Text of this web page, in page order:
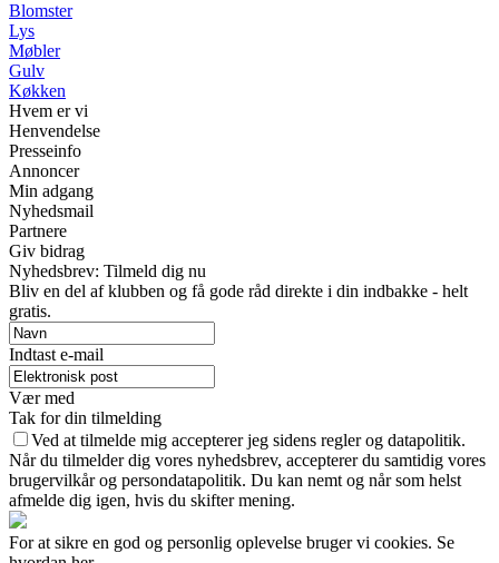
Blomster
Lys
Møbler
Gulv
Køkken
Hvem er vi
Henvendelse
Presseinfo
Annoncer
Min adgang
Nyhedsmail
Partnere
Giv bidrag
Nyhedsbrev: Tilmeld dig nu
Bliv en del af klubben og få gode råd direkte i din indbakke - helt
gratis.
Indtast e-mail
Vær med
Tak for din tilmelding
Ved at tilmelde mig accepterer jeg sidens regler og datapolitik.
Når du tilmelder dig vores nyhedsbrev, accepterer du samtidig vores
brugervilkår og persondatapolitik. Du kan nemt og når som helst
afmelde dig igen, hvis du skifter mening.
For at sikre en god og personlig oplevelse bruger vi cookies. Se